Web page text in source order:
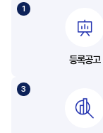
등록공고